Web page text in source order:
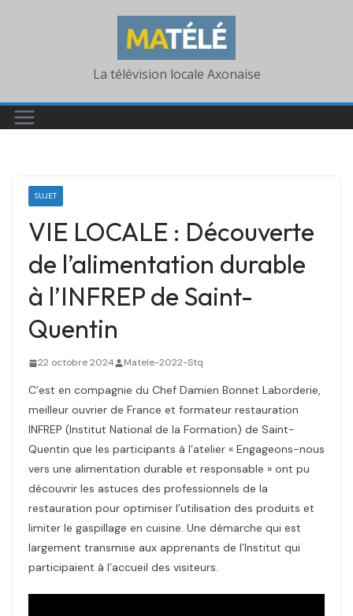
La télévision locale Axonaise
SUJET
VIE LOCALE : Découverte
de l’alimentation durable
à l’INFREP de Saint-
Quentin
22 octobre 2024 Matele-2022-Stq
C’est en compagnie du Chef Damien Bonnet Laborderie,
meilleur ouvrier de France et formateur restauration
INFREP (Institut National de la Formation) de Saint-
Quentin que les participants à l’atelier « Engageons-nous
vers une alimentation durable et responsable » ont pu
découvrir les astuces des professionnels de la
restauration pour optimiser l’utilisation des produits et
limiter le gaspillage en cuisine. Une démarche qui est
largement transmise aux apprenants de l’Institut qui
participaient à l’accueil des visiteurs.